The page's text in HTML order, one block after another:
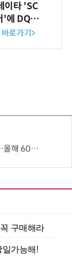
이타 'SC
'에 DQ인
로가기>
억 투입